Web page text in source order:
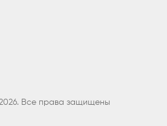
Все права защищены